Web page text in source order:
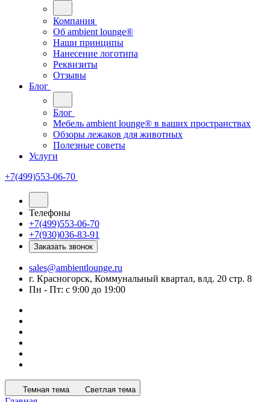
Компания
Oб ambient lounge®
Наши принципы
Нанесение логотипа
Реквизиты
Отзывы
Блог
Блог
Мебель ambient lounge® в ваших пространствах
Обзоры лежаков для животных
Полезные советы
Услуги
+7(499)553-06-70
Телефоны
+7(499)553-06-70
+7(930)036-83-91
Заказать звонок
sales@ambientlounge.ru
г. Красногорск, Коммунальный квартал, влд. 20 стр. 8
Пн - Пт: с 9:00 до 19:00
Темная тема Светлая тема